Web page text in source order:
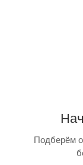
Подберём